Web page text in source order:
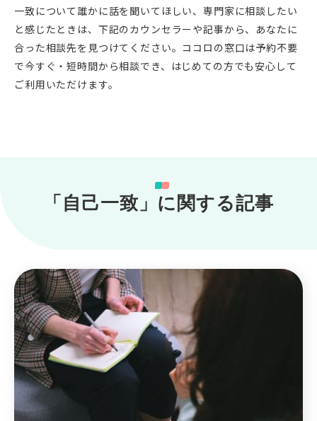
一致について誰かに話を聞いてほしい、専門家に相談したい
と感じたときは、下記のカウンセラーや記事から、あなたに
合った相談先を見つけてください。ココロの窓口は予約不要
で今すぐ・短時間から相談でき、はじめての方でも安心して
ご利用いただけます。
「自己一致」に関する記事